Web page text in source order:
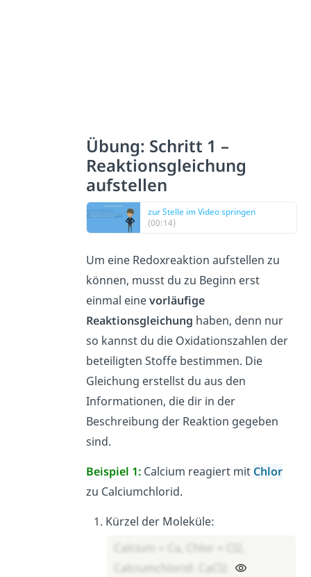
Übung: Schritt 1 –
Reaktionsgleichung
aufstellen
zur Stelle im Video springen
(00:14)
Um eine Redoxreaktion aufstellen zu
können, musst du zu Beginn erst
einmal einevorläufige
Reaktionsgleichung haben, denn nur
so kannst du die Oxidationszahlen der
beteiligten Stoffe bestimmen. Die
Gleichung erstellst du aus den
Informationen, die dir in der
Beschreibung der Reaktion gegeben
sind.
Beispiel 1:Calcium reagiert mit Chlor
zu Calciumchlorid.
Kürzel der Moleküle:
Calcium = Ca, Chlor = Cl2,
Calciumchlorid: CaCl2